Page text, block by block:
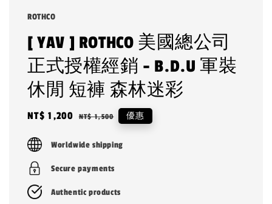
ROTHCO
[ YAV ] ROTHCO 美國總公司
正式授權經銷 - B.D.U 軍裝
休閒 短褲 森林迷彩
Sale
NT$ 1,200 Regular
NT$ 1,500 優惠
Worldwide shipping
Secure payments
Authentic products